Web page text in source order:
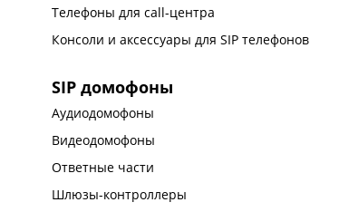
Телефоны для call-центра
Консоли и аксессуары для SIP телефонов
SIP домофоны
Аудиодомофоны
Видеодомофоны
Ответные части
Шлюзы-контроллеры